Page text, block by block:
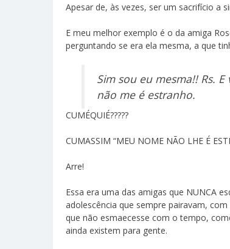
Apesar de, às vezes, ser um sacrifício a
E meu melhor exemplo é o da amiga
perguntando se era ela mesma, a que
Sim sou eu mesma!! Rs.
não me é estranho.
CUMÉQUIÉ?????
CUMASSIM “MEU NOME NÃO LHE É
Arre!
Essa era uma das amigas que NUNCA
adolescência que sempre pairavam,
que não esmaecesse com o tempo,
ainda existem para gente.